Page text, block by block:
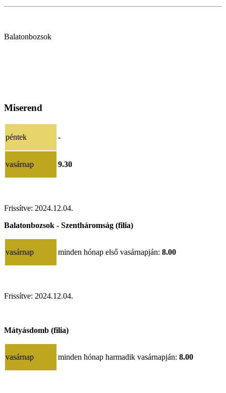
Balatonbozsok
Miserend
péntek -
vasárnap 9.30
Frissítve: 2024.12.04.
Balatonbozsok - Szentháromság (filia)
vasárnap minden hónap első vasárnapján: 8.00
Frissítve: 2024.12.04.
Mátyásdomb (filia)
vasárnap minden hónap harmadik vasárnapján: 8.00